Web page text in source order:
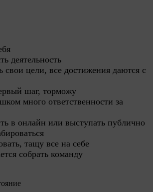
деятельность
свои цели, все достижения даются с
шаг, торможу
много ответственности за
в онлайн или выступать публично
тащу все на себе
собрать команду